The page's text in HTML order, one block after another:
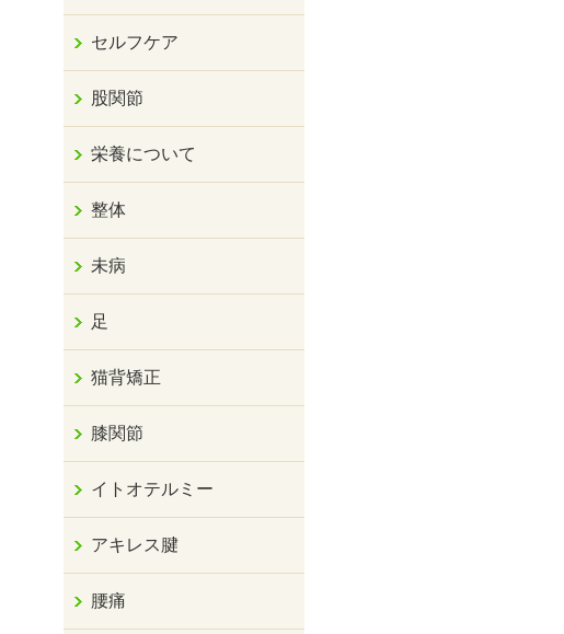
セルフケア
股関節
栄養について
整体
未病
足
猫背矯正
膝関節
イトオテルミー
アキレス腱
腰痛